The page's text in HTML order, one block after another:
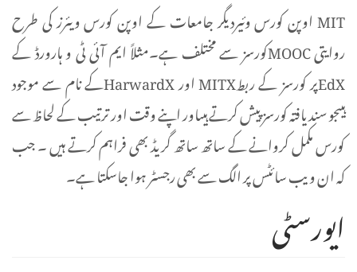
MIT اوپن کورس وئیردیگر جامعات کے اوپن کورس ویئرز کی طرح
روایتی MOOCکورسز سے مختلف ہے۔مثلاً ایم آئی ٹی و ہارورڈ کے
EdXپر کورسز کے ربطMITX اور HarwardXکے نام سے موجود
ہیںجو سند یافتہ کورسز پیش کرتے ہیںاور اپنے وقت اور ترتیب کے لحاظ سے
کورس مکمل کروانے کے ساتھ ساتھ گریڈ بھی فراہم کرتے ہیں ۔ جب
کہ ان ویب سائٹس پر الگ سے بھی رجسٹر ہوا جاسکتا ہے۔
ایورسٹی